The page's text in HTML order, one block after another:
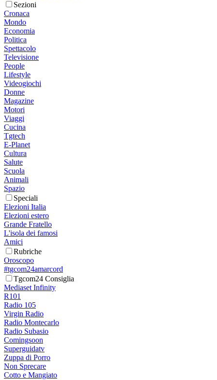
Sezioni
Cronaca
Mondo
Economia
Politica
Spettacolo
Televisione
People
Lifestyle
Videogiochi
Donne
Magazine
Motori
Viaggi
Cucina
Tgtech
E-Planet
Cultura
Salute
Scuola
Animali
Spazio
Speciali
Elezioni Italia
Elezioni estero
Grande Fratello
L'isola dei famosi
Amici
Rubriche
Oroscopo
#tgcom24amarcord
Tgcom24 Consiglia
Mediaset Infinity
R101
Radio 105
Virgin Radio
Radio Montecarlo
Radio Subasio
Comingsoon
Superguidatv
Zuppa di Porro
Non Sprecare
Cotto e Mangiato